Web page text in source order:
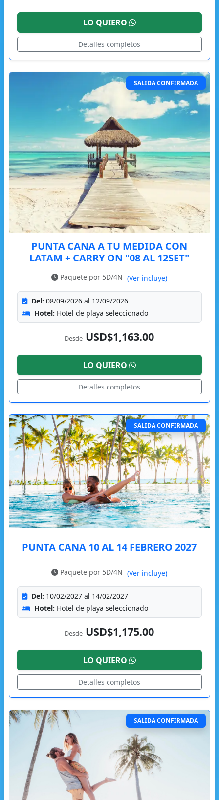
LO QUIERO
Detalles completos
SALIDA CONFIRMADA
PUNTA CANA A TU MEDIDA CON
LATAM + CARRY ON "08 AL 12SET"
Paquete por 5D/4N (Ver incluye)
Del: 08/09/2026 al 12/09/2026
Hotel: Hotel de playa seleccionado
Desde USD$1,163.00
LO QUIERO
Detalles completos
SALIDA CONFIRMADA
PUNTA CANA 10 AL 14 FEBRERO 2027
Paquete por 5D/4N (Ver incluye)
Del: 10/02/2027 al 14/02/2027
Hotel: Hotel de playa seleccionado
Desde USD$1,175.00
LO QUIERO
Detalles completos
SALIDA CONFIRMADA